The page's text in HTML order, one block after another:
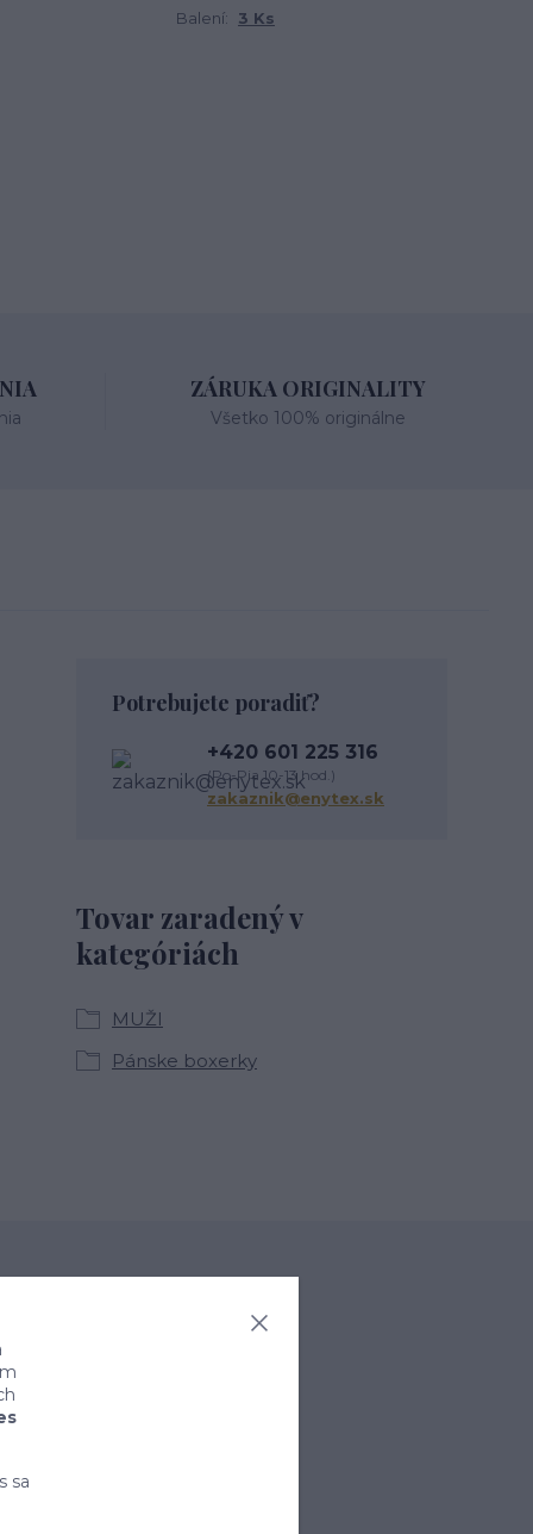
Balení:
3 Ks
ZÁRUKA ORIGINALITY
Všetko 100% originálne
Tovar zaradený v
kategóriách
MUŽI
Pánske boxerky
Potrebujete poradiť?
+420 601 225 316
(Po-Pia 10-13 hod.)
zakaznik@enytex.sk
sa
sa